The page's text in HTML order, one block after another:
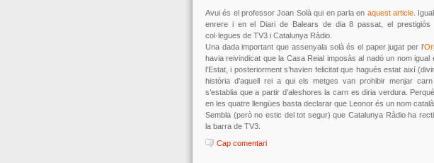
Avui és el professor Joan Solà qui en parla en aquest article .
enrere i en el Diari de Balears de dia 8 passat, el prestigiós
col·legues de TV3 i Catalunya Ràdio.
Una dada important que assenyala solà és el paper jugat per l’
havia reivindicat que la Casa Reial imposàs al nadó un nom
l’Estat, i posteriorment s’havien felicitat que hagués estat així
història d’aquell rei a qui els metges van prohibir menjar
s’establia que a partir d’aleshores la carn es diria verdura.
en les quatre llengües basta declarar que Leonor és un nom català.
Sembla (però no estic del tot segur) que Catalunya Ràdio ha
la barra de TV3.
Cap comentari